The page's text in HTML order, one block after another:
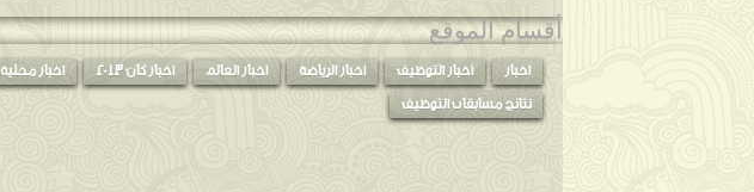
◄
2015
(47)
◄
2014
(56)
◄
2013
(76)
أقسام الموقع
أخبار أخبار التوظيف أخبار الرياضة اخبار العالم اخبار كان 2013 اخبار محلية
نتائج مسابقات التوظيف